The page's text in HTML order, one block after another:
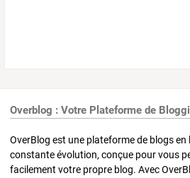
Overblog : Votre Plateforme de
OverBlog est une plateforme de blogs en
constante évolution, conçue pour vous
facilement votre propre blog. Avec